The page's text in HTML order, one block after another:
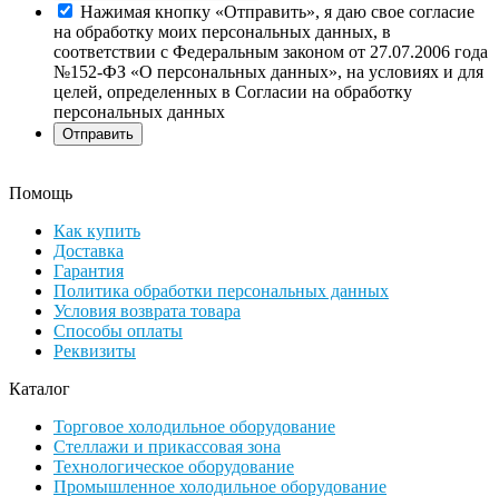
Нажимая кнопку «Отправить», я даю свое согласие
на обработку моих персональных данных, в
соответствии с Федеральным законом от 27.07.2006 года
№152-ФЗ «О персональных данных», на условиях и для
целей, определенных в Согласии на обработку
персональных данных
Помощь
Как купить
Доставка
Гарантия
Политика обработки персональных данных
Условия возврата товара
Способы оплаты
Реквизиты
Каталог
Торговое холодильное оборудование
Стеллажи и прикассовая зона
Технологическое оборудование
Промышленное холодильное оборудование